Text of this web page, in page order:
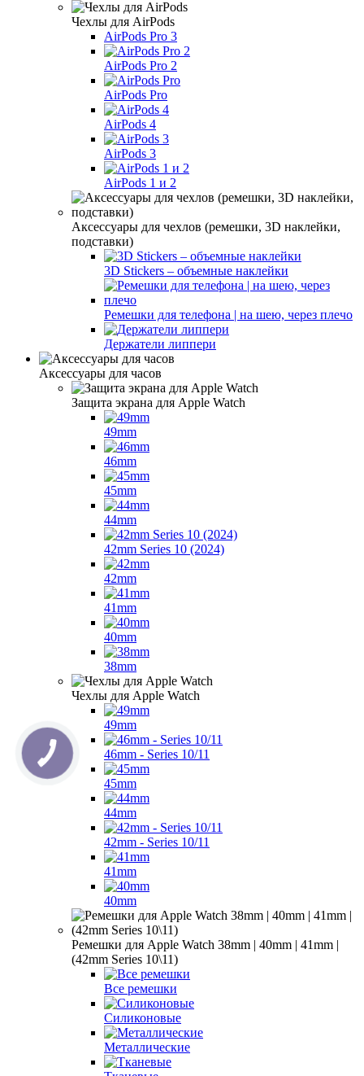
Чехлы для AirPods
AirPods Pro 3
AirPods Pro 2
AirPods Pro
AirPods 4
AirPods 3
AirPods 1 и 2
Аксессуары для чехлов (ремешки, 3D наклейки,
подставки)
3D Stickers – объемные наклейки
Ремешки для телефона | на шею, через плечо
Держатели липпери
Аксессуары для часов
Защита экрана для Apple Watch
49mm
46mm
45mm
44mm
42mm Series 10 (2024)
42mm
41mm
40mm
38mm
Чехлы для Apple Watch
49mm
46mm - Series 10/11
45mm
44mm
42mm - Series 10/11
41mm
40mm
Ремешки для Apple Watch 38mm | 40mm | 41mm |
(42mm Series 10\11)
Все ремешки
Силиконовые
Металлические